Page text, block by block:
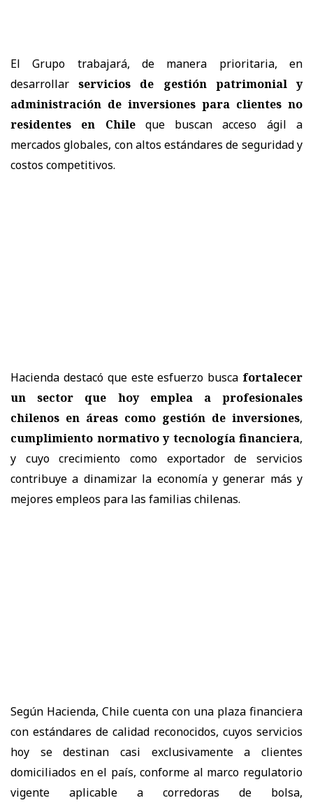
El Grupo trabajará, de manera prioritaria, en
desarrollarservicios de gestión patrimonial y
administración de inversiones para clientes no
residentes en Chileque buscan acceso ágil a
mercados globales, con altos estándares de seguridad y
costos competitivos.
Hacienda destacó que este esfuerzo busca fortalecer
un sector que hoy emplea a profesionales
chilenos en áreas como gestión de inversiones,
cumplimiento normativo y tecnología financiera,
y cuyo crecimiento como exportador de servicios
contribuye a dinamizar la economía y generar más y
mejores empleos para las familias chilenas.
Según Hacienda, Chile cuenta con una plaza financiera
con estándares de calidad reconocidos, cuyos servicios
hoy se destinan casi exclusivamente a clientes
domiciliados en el país, conforme al marco regulatorio
vigente aplicable a corredoras de bolsa,